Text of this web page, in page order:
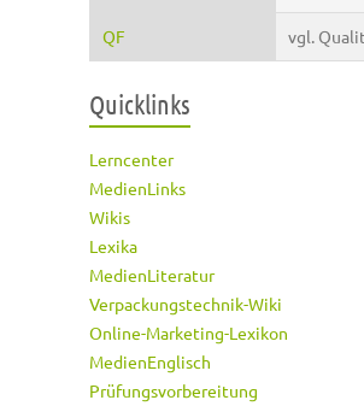
QF vgl.
Quicklinks
Lerncenter
MedienLinks
Wikis
Lexika
MedienLiteratur
Verpackungstechnik-Wiki
Online-Marketing-Lexikon
MedienEnglisch
Prüfungsvorbereitung